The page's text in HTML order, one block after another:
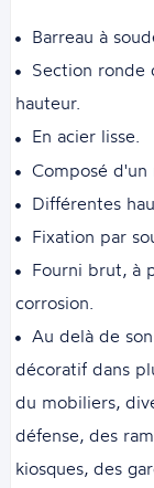
Barreau à
Section
hauteur.
En acier lisse.
Composé d'un
Différentes
Fixation par
Fourni brut, à
corrosion.
Au delà de
décoratif dans
du mobiliers,
défense, des
kiosques, des